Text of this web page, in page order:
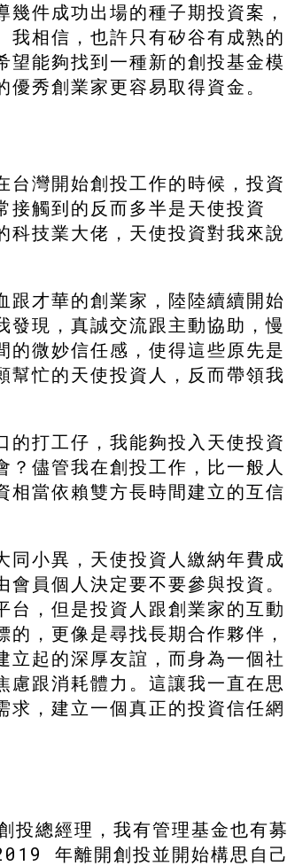
件成功出場的種子期投資案，
我相信，也許只有矽谷有成熟的
望能夠找到一種新的創投基金模
秀創業家更容易取得資金。
台灣開始創投工作的時候，投資
接觸到的反而多半是天使投資
科技業大佬，天使投資對我來說
跟才華的創業家，陸陸續續開始
現，真誠交流跟主動協助，慢
的微妙信任感，使得這些原先是
幫忙的天使投資人，反而帶領我
的打工仔，我能夠投入天使投資
儘管我在創投工作，比一般人
相當依賴雙方長時間建立的互信
同小異，天使投資人繳納年費成
員個人決定要不要參與投資。
台，但是投資人跟創業家的互動
，更像是尋找長期合作夥伴，
立起的深厚友誼，而身為一個社
跟消耗體力。這讓我一直在思
求，建立一個真正的投資信任網
投總經理，我有管理基金也有募
年離開創投並開始構思自己